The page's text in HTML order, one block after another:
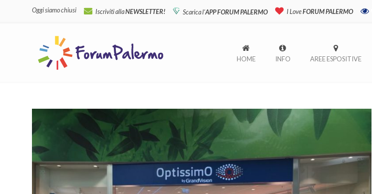
Oggi siamo chiusi Iscriviti allaNEWSLETTER! Scarica l'APP FORUM PALERMO I LoveFORUM PALERMO
HOME INFO AREE ESPOSITIVE